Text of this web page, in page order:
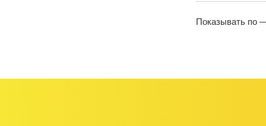
Показывать по